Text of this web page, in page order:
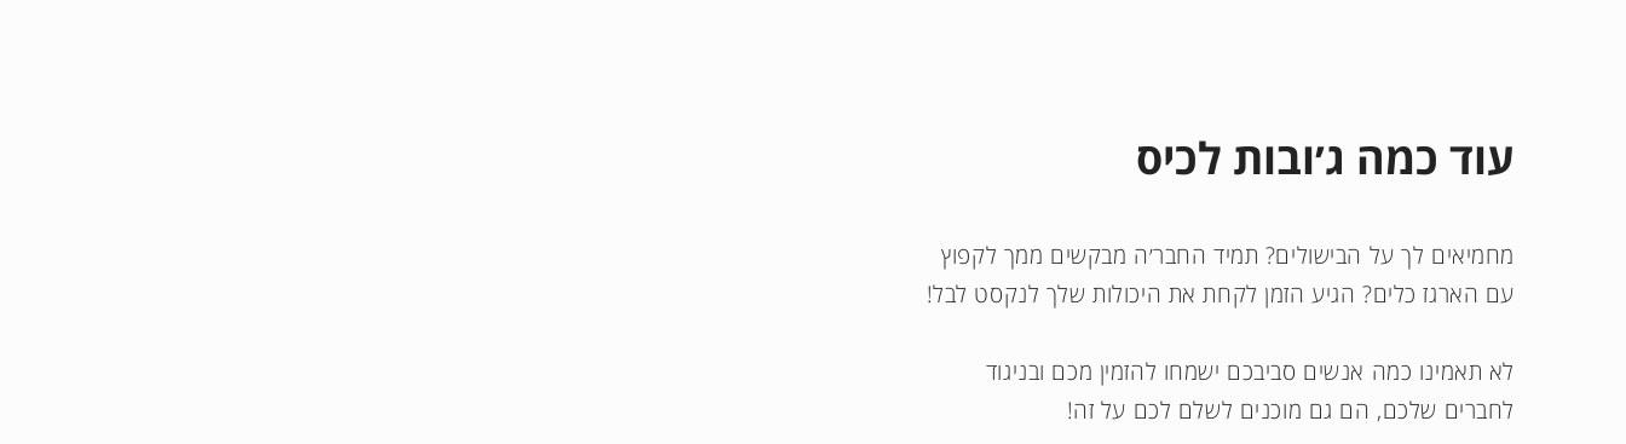
עוד כמה ג׳ובות לכיס
מחמיאים לך על הבישולים? תמיד החבר׳ה מבקשים ממך לקפוץ
עם הארגז כלים? הגיע הזמן לקחת את היכולות שלך לנקסט לבל!
לא תאמינו כמה אנשים סביבכם ישמחו להזמין מכם ובניגוד
לחברים שלכם, הם גם מוכנים לשלם לכם על זה!